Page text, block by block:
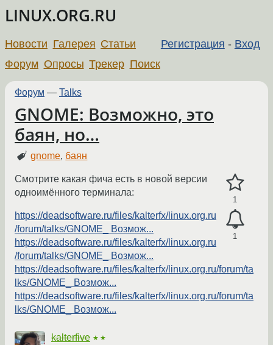
LINUX.ORG.RU
Регистрация - Вход
Новости Галерея Статьи
Форум Опросы Трекер Поиск
Форум — Talks
GNOME: Возможно, это
баян, но…
gnome, баян
1
1
Смотрите какая фича есть в новой версии
одноимённого терминала:
https://deadsoftware.ru/files/kalterfx/linux.org.ru
/forum/talks/GNOME_ Возмож...
https://deadsoftware.ru/files/kalterfx/linux.org.ru
/forum/talks/GNOME_ Возмож...
https://deadsoftware.ru/files/kalterfx/linux.org.ru/forum/ta
lks/GNOME_ Возмож...
https://deadsoftware.ru/files/kalterfx/linux.org.ru/forum/ta
lks/GNOME_ Возмож...
kalterfive ★★